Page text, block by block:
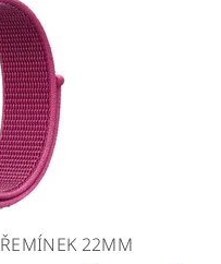
22MM